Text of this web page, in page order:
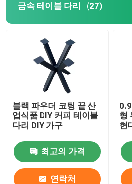
금속 테이블 다리 (27)
블랙 파우더 코팅 끝 산
업식품 DIY 커피 테이블
다리 DIY 가구
최고의 가격
연락처
형
현